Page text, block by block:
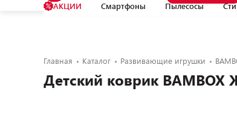
АКЦИИ Смартфоны Пылесосы
Главная Каталог Развивающие игрушки
Детский коврик